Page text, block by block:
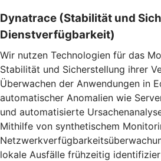
Dynatrace (Stabilität und
Dienstverfügbarkeit)
Wir nutzen Technologien für das
Stabilität und Sicherstellung ihrer
Überwachen der Anwendungen in
automatischer Anomalien wie
und automatisierte
Mithilfe von synthetischem
lokale Ausfälle frühzeitig